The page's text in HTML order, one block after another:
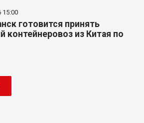
15:00
готовится принять
контейнеровоз из Китая по